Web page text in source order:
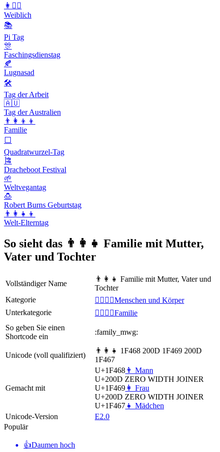
👩👱‍♀️
Weiblich
📚
Pi Tag
🎊
Faschingsdienstag
🍂
Lugnasad
🛠
Tag der Arbeit
🇦🇺
Tag der Australien
👨‍👩‍👦‍👦
Familie
⬜️
Quadratwurzel-Tag
🎏
Dracheboot Festival
🌱
Weltvegantag
🍮
Robert Burns Geburtstag
👨‍👩‍👧‍👦
Welt-Elterntag
So sieht das 👨‍👩‍👧 Familie mit Mutter,
Vater und Tochter
Vollständiger Name
👨‍👩‍👧 Familie mit Mutter, Vater und
Tochter
Kategorie
👩‍❤️‍💋‍👨Menschen und Körper
Unterkategorie
👩‍❤️‍💋‍👨Familie
So geben Sie einen
Shortcode ein
:family_mwg:
Unicode (voll qualifiziert)
👨‍👩‍👧 1F468 200D 1F469 200D
1F467
Gemacht mit
U+1F468 👨 Mann
U+200D ZERO WIDTH JOINER
U+1F469 👩 Frau
U+200D ZERO WIDTH JOINER
U+1F467 👧 Mädchen
Unicode-Version
E2.0
Populär
👍Daumen hoch